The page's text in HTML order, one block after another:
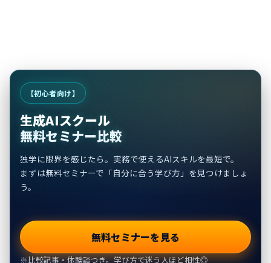
【初心者向け】
生成AIスクール
無料セミナー比較
独学に限界を感じたら。実務で使えるAIスキルを最短で。
まずは無料セミナーで「自分に合う学び方」を見つけましょ
う。
無料セミナーを見る
※比較記事・体験談つき。学び方で迷う人ほど相性◎